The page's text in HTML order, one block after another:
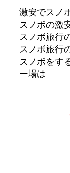
激安でスノ
スノボの激
スノボ旅行
スノボ旅行
スノボをす
ー場は